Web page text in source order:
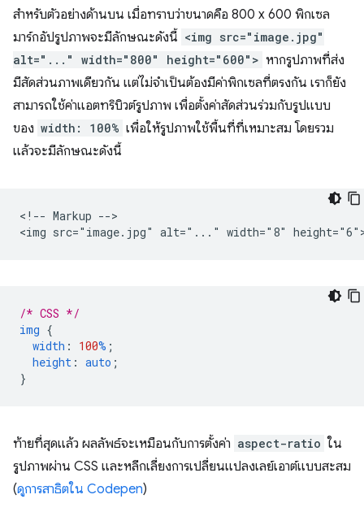
สำหรับตัวอย่างด้านบน เมื่อทราบว่าขนาดคือ 800 x 600 พิกเซล
มาร์กอัปรูปภาพจะมีลักษณะดังนี้ <img src="image.jpg"
alt="..." width="800" height="600"> หากรูปภาพที่ส่ง
มีสัดส่วนภาพเดียวกัน แต่ไม่จำเป็นต้องมีค่าพิกเซลที่ตรงกัน เราก็ยัง
สามารถใช้ค่าแอตทริบิวต์รูปภาพ เพื่อตั้งค่าสัดส่วนร่วมกับรูปแบบ
ของ width: 100% เพื่อให้รูปภาพใช้พื้นที่ที่เหมาะสม โดยรวม
แล้วจะมีลักษณะดังนี้
<!-- Markup -->
/* CSS */
img {
width : 100% ;
height : auto ;
}
ท้ายที่สุดแล้ว ผลลัพธ์จะเหมือนกับการตั้งค่า aspect-ratio ใน
รูปภาพผ่าน CSS และหลีกเลี่ยงการเปลี่ยนแปลงเลย์เอาต์แบบสะสม
(ดูการสาธิตใน Codepen)